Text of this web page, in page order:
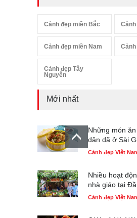
Cảnh đẹp miền Bắc
Cảnh đẹp miền Nam
Cảnh đẹp Tây
Nguyên
Mới nhất
Những món
dân dã ở Sài
Cảnh đẹp Việt
Nhiều hoạt
nhà giáo tại
Cảnh đẹp Việt